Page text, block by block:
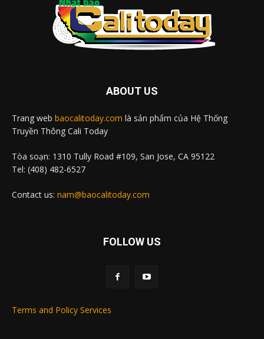
ABOUT US
Trang web baocalitoday.com là sản phẩm của Hệ Thống
Truyền Thông Cali Today
Tòa soạn: 1310 Tully Road #109, San Jose, CA 95122
Tel: (408) 482-6527
Contact us: nam@baocalitoday.com
FOLLOW US
Terms and Policy Services